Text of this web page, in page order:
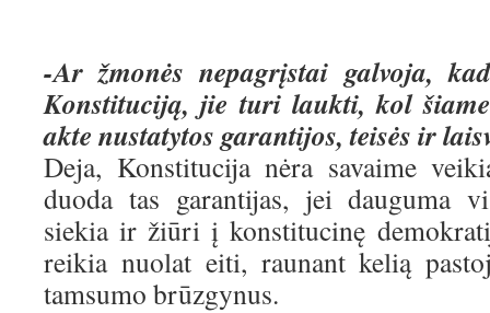
-Ar žmonės nepagrįstai galvoja,
Konstituciją, jie turi laukti, kol
akte nustatytos garantijos, teisės ir
Deja, Konstitucija nėra savaime
duoda tas garantijas, jei dauguma
siekia ir žiūri į konstitucinę
reikia nuolat eiti, raunant kelią
tamsumo brūzgynus.